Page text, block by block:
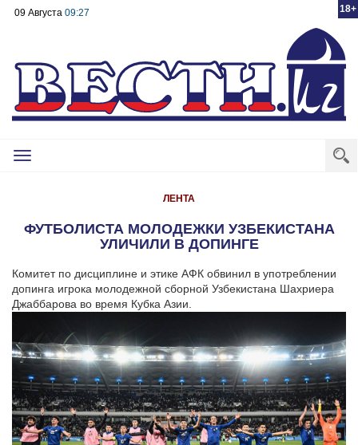
18+
09 Августа 09:27
Toggle
ЛЕНТА
ФУТБОЛИСТА МОЛОДЕЖКИ УЗБЕКИСТАНА
УЛИЧИЛИ В ДОПИНГЕ
Комитет по дисциплине и этике АФК обвинил в употреблении
допинга игрока молодежной сборной Узбекистана Шахриера
Джаббарова во время Кубка Азии.